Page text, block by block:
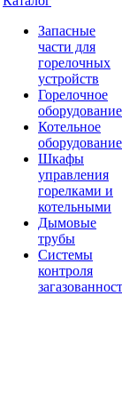
Запасные
части для
горелочных
устройств
Горелочное
оборудование
Котельное
оборудование
Шкафы
управления
горелками и
котельными
Дымовые
трубы
Системы
контроля